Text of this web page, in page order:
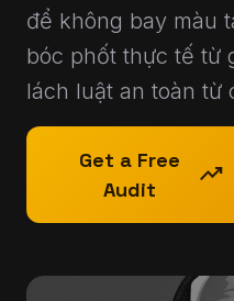
để không bay màu
bóc phốt thực tế từ
lách luật an toàn từ
Get a Free
Audit
trending_up